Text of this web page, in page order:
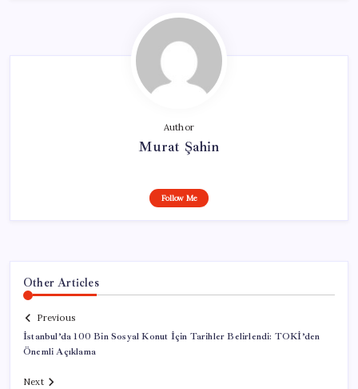
Author
Murat Şahin
Follow Me
Other Articles
Previous
İstanbul’da 100 Bin Sosyal Konut İçin Tarihler Belirlendi: TOKİ’den
Önemli Açıklama
Next